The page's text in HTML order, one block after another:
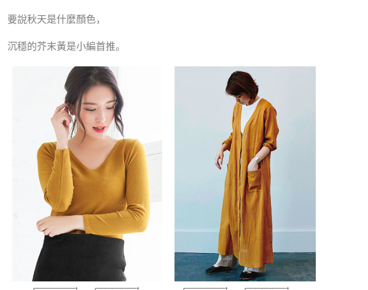
要說秋天是什麼顏色，
沉穩的芥末黃是小編首推。